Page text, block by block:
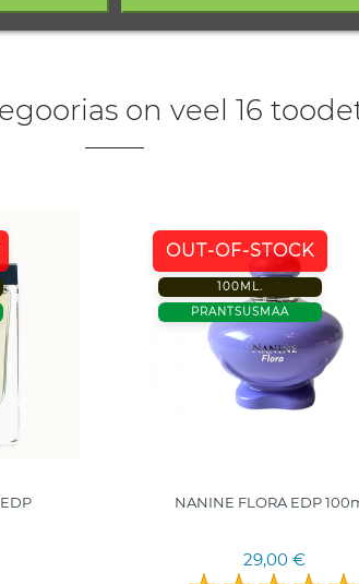
on veel 16
OUT-OF-STOCK
100ML.
PRANTSUSMAA
NANINE FLORA EDP
29,00 €